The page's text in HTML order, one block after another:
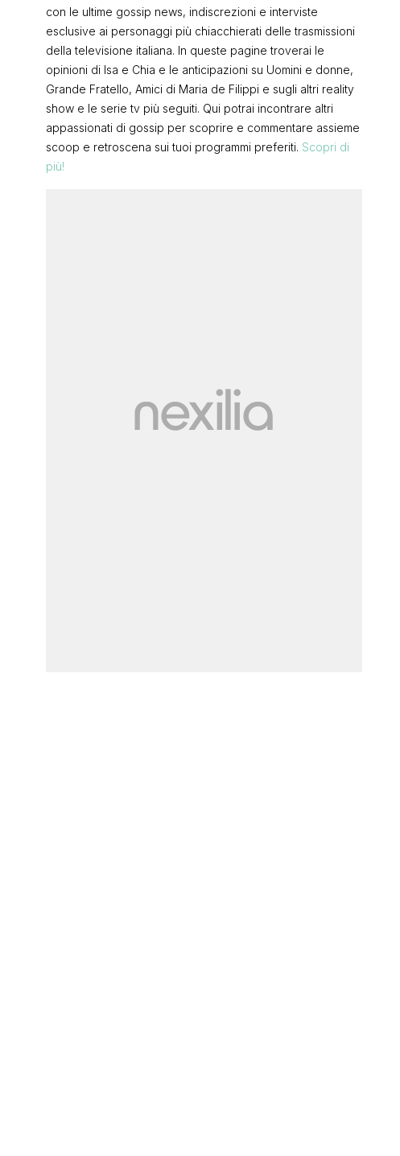
con le ultime gossip news, indiscrezioni e interviste
esclusive ai personaggi più chiacchierati delle trasmissioni
della televisione italiana. In queste pagine troverai le
opinioni di Isa e Chia e le anticipazioni su Uomini e donne,
Grande Fratello, Amici di Maria de Filippi e sugli altri reality
show e le serie tv più seguiti. Qui potrai incontrare altri
appassionati di gossip per scoprire e commentare assieme
scoop e retroscena sui tuoi programmi preferiti. Scopri di
più!